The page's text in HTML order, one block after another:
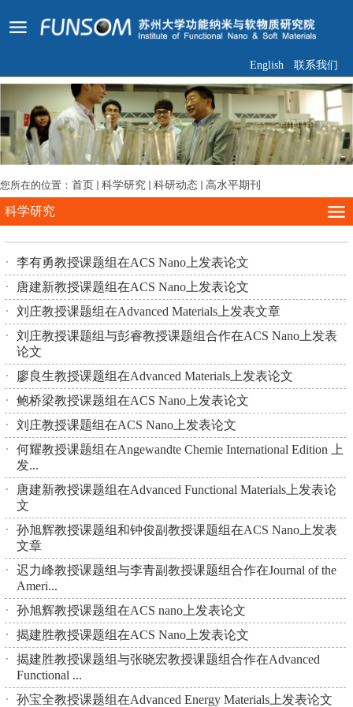
联系我们
English
您所在的位置： 首页 科学研究 科研动态 高水平期刊
科学研究
李有勇教授课题组在ACS Nano上发表论文
唐建新教授课题组在ACS Nano上发表论文
刘庄教授课题组在Advanced Materials上发表文章
刘庄教授课题组与彭睿教授课题组合作在ACS Nano上发表
论文
廖良生教授课题组在Advanced Materials上发表论文
鲍桥梁教授课题组在ACS Nano上发表论文
刘庄教授课题组在ACS Nano上发表论文
何耀教授课题组在Angewandte Chemie International Edition 上
发...
唐建新教授课题组在Advanced Functional Materials上发表论
文
孙旭辉教授课题组和钟俊副教授课题组在ACS Nano上发表
文章
迟力峰教授课题组与李青副教授课题组合作在Journal of the
Ameri...
孙旭辉教授课题组在ACS nano上发表论文
揭建胜教授课题组在ACS Nano上发表论文
揭建胜教授课题组与张晓宏教授课题组合作在Advanced
Functional ...
孙宝全教授课题组在Advanced Energy Materials上发表论文